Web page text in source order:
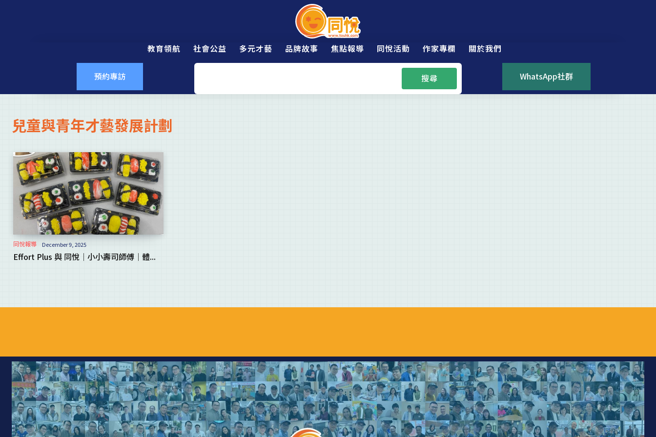
教育領航 社會公益 多元才藝 品牌故事 焦點報導 同悅活動 作家專欄 關於我們
預約專訪 搜尋 WhatsApp社群
兒童與青年才藝發展計劃
同悅報導 December 9, 2025
Effort Plus 與 同悅｜小小壽司師傅｜體...